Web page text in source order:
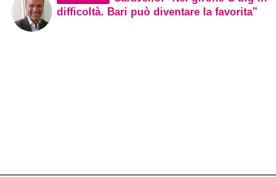
difficoltà. Bari può diventare la favorita"